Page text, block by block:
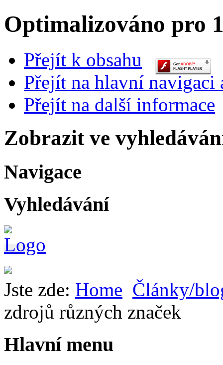
Optimalizováno pro
Přejít k obsahu
Přejít na hlavní navigaci
Přejít na další informace
Zobrazit ve
Navigace
Vyhledávání
Jste zde: Home Články/
zdrojů různých značek
Hlavní menu